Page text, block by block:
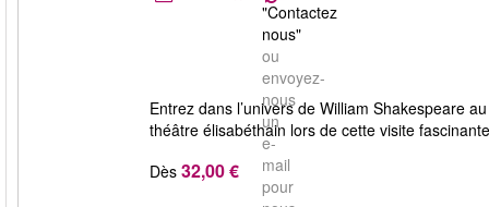
"Contactez
nous"
ou
envoyez-
nous
un
e-
mail
pour
Entrez dans l’univers de William Shakespeare
théâtre élisabéthain lors de cette visite
Dès 32,00 €